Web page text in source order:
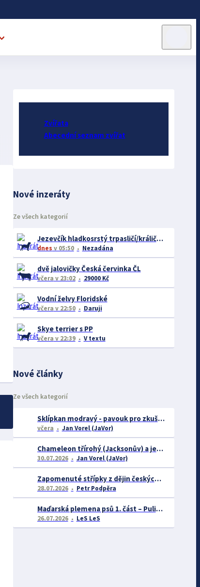
Zvířata
Abecední seznam zvířat
Nové inzeráty
Ze všech kategorií
Jezevčík hladkosrstý trpasličí/králičí žíhaný
dnes v 05:50 Nezadána
dvě jalovičky Česká červinka ČL
včera v 23:02 29000 Kč
Vodní želvy Floridské
včera v 22:50 Daruji
Skye terrier s PP
včera v 22:39 V textu
Nové články
Ze všech kategorií
Sklípkan modravý - pavouk pro zkušené chovatele
včera Jan Vorel (JaVor)
Chameleon třírohý (Jacksonův) a jeho chov
30.07.2026 Jan Vorel (JaVor)
Zapomenuté střípky z dějin českých exotářů - 3.část
28.07.2026 Petr Podpěra
Maďarská plemena psů 1. část – Puli, Komondor
26.07.2026 LeS LeS